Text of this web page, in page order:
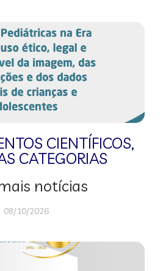
CIENTÍFICOS,
CATEGORIAS
notícias
08/10/2026